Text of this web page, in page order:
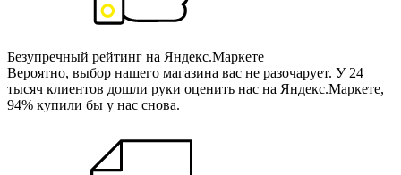
Безупречный рейтинг на Яндекс.Маркете
Вероятно, выбор нашего магазина вас не разочарует. У 24
тысяч клиентов дошли руки оценить нас на Яндекс.Маркете,
94% купили бы у нас снова.